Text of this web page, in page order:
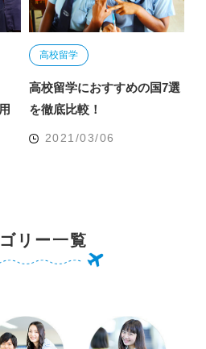
高校留学
高校留学におすすめの国7選
を徹底比較！
2021/03/06
リー一覧